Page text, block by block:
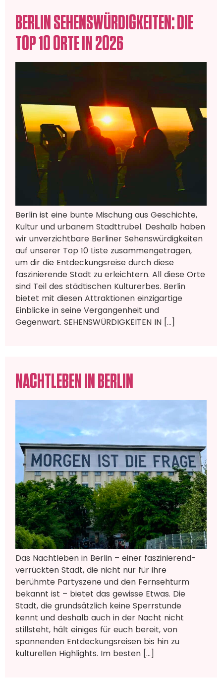
BERLIN SEHENSWÜRDIGKEITEN: DIE
TOP 10 ORTE IN 2026
Berlin ist eine bunte Mischung aus Geschichte,
Kultur und urbanem Stadttrubel. Deshalb haben
wir unverzichtbare Berliner Sehenswürdigkeiten
auf unserer Top 10 Liste zusammengetragen,
um dir die Entdeckungsreise durch diese
faszinierende Stadt zu erleichtern. All diese Orte
sind Teil des städtischen Kulturerbes. Berlin
bietet mit diesen Attraktionen einzigartige
Einblicke in seine Vergangenheit und
Gegenwart. SEHENSWÜRDIGKEITEN IN […]
NACHTLEBEN IN BERLIN
Das Nachtleben in Berlin – einer faszinierend-
verrückten Stadt, die nicht nur für ihre
berühmte Partyszene und den Fernsehturm
bekannt ist – bietet das gewisse Etwas. Die
Stadt, die grundsätzlich keine Sperrstunde
kennt und deshalb auch in der Nacht nicht
stillsteht, hält einiges für euch bereit, von
spannenden Entdeckungsreisen bis hin zu
kulturellen Highlights. Im besten […]